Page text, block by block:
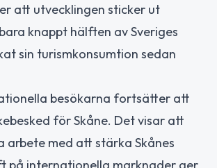
att utvecklingen sticker ut
knappt hälften av Sveriges
sin turismkonsumtion sedan
besökarna fortsätter att
för Skåne. Det visar att
arbete med att stärka Skånes
på internationella marknader ger